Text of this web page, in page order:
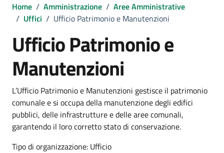
Home / Amministrazione / Aree Amministrative
/ Uffici / Ufficio Patrimonio e Manutenzioni
Ufficio Patrimonio e
Manutenzioni
L’Ufficio Patrimonio e Manutenzioni gestisce il patrimonio
comunale e si occupa della manutenzione degli edifici
pubblici, delle infrastrutture e delle aree comunali,
garantendo il loro corretto stato di conservazione.
Tipo di organizzazione: Ufficio